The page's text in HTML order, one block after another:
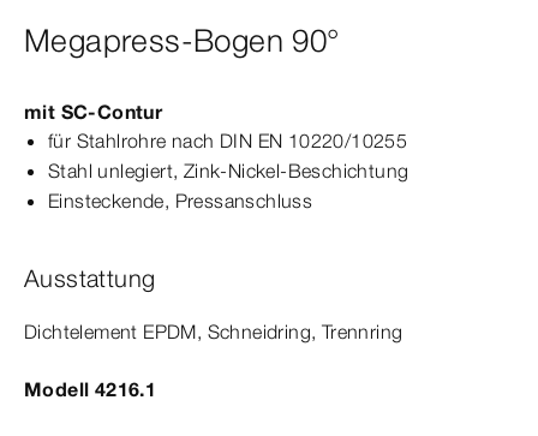
Megapress-Bogen 90°
mit SC‑Contur
für Stahlrohre nach DIN EN 10220/10255
Stahl unlegiert, Zink-​Nickel-​Beschichtung
Einsteckende, Press­anschluss
Ausstattung
Dicht­element EPDM, Schneidring, Trennring
Modell 4216.1